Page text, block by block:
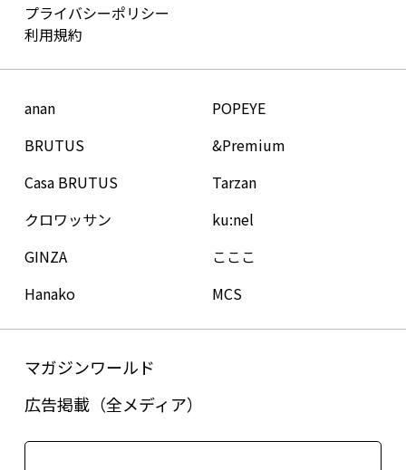
プライバシーポリシー
利用規約
anan
BRUTUS
Casa BRUTUS
クロワッサン
GINZA
Hanako
POPEYE
&Premium
Tarzan
ku:nel
こここ
MCS
マガジンワールド
広告掲載（全メディア）